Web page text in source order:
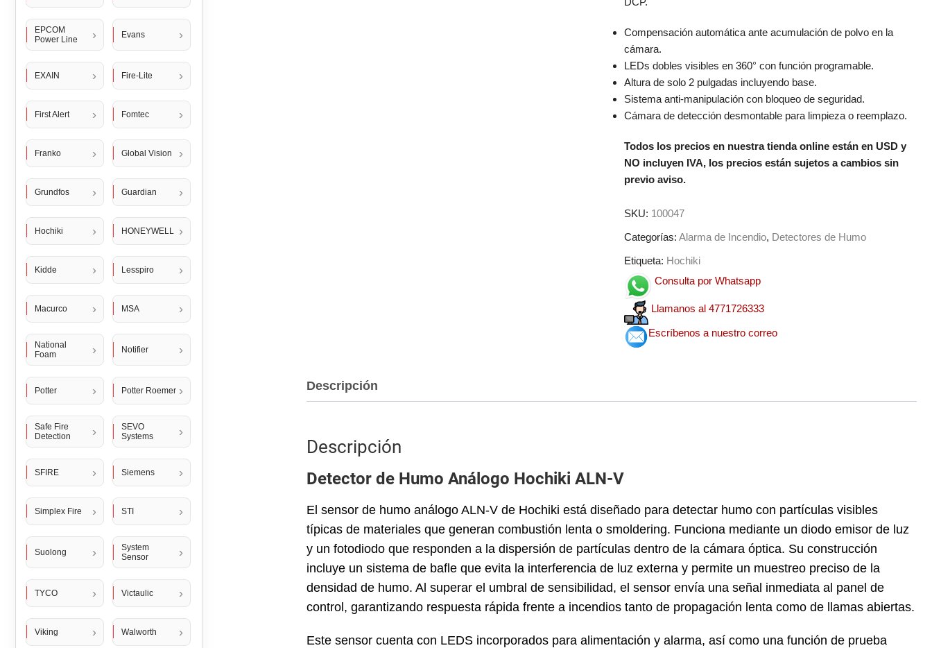
Compensación automática ante acumulación de polvo en la
cámara.
LEDs dobles visibles en 360° con función programable.
Altura de solo 2 pulgadas incluyendo base.
Sistema anti-manipulación con bloqueo de seguridad.
Cámara de detección desmontable para limpieza o reemplazo.
Todos los precios en nuestra tienda online están en USD y
NO incluyen IVA, los precios están sujetos a cambios sin
previo aviso.
SKU: 100047
Categorías: Alarma de Incendio, Detectores de Humo
Etiqueta: Hochiki
Consulta por Whatsapp
Llamanos al 4771726333
Escríbenos a nuestro correo
Descripción
Descripción
Detector de Humo Análogo Hochiki ALN-V
El sensor de humo análogo ALN-V de Hochiki está diseñado para detectar humo con partículas visibles
típicas de materiales que generan combustión lenta o smoldering. Funciona mediante un diodo emisor de luz
y un fotodiodo que responden a la dispersión de partículas dentro de la cámara óptica. Su construcción
incluye un sistema de bafle que evita la interferencia de luz externa y permite un muestreo preciso de la
densidad de humo. Al superar el umbral de sensibilidad, el sensor envía una señal inmediata al panel de
control, garantizando respuesta rápida frente a incendios tanto de propagación lenta como de llamas abiertas.
Este sensor cuenta con LEDS incorporados para alimentación y alarma, así como una función de prueba
EPCOM
Power Line
Evans
EXAIN Fire-Lite
First Alert Fomtec
Franko Global Vision
Grundfos Guardian
Hochiki HONEYWELL
Kidde Lesspiro
Macurco MSA
National
Foam
Notifier
Potter Potter Roemer
Safe Fire
Detection
SEVO
Systems
SFIRE Siemens
Simplex Fire STI
Suolong
System
Sensor
TYCO Victaulic
Viking Walworth